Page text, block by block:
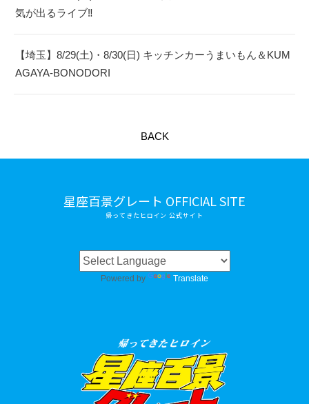
気が出るライブ‼︎
【埼玉】8/29(土)・8/30(日) キッチンカーうまいもん＆KUM
AGAYA-BONODORI
BACK
星座百景グレート OFFICIAL SITE
帰ってきたヒロイン 公式サイト
Powered by Translate